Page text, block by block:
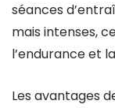
séances
mais intenses,
l’endurance et
Les avantages